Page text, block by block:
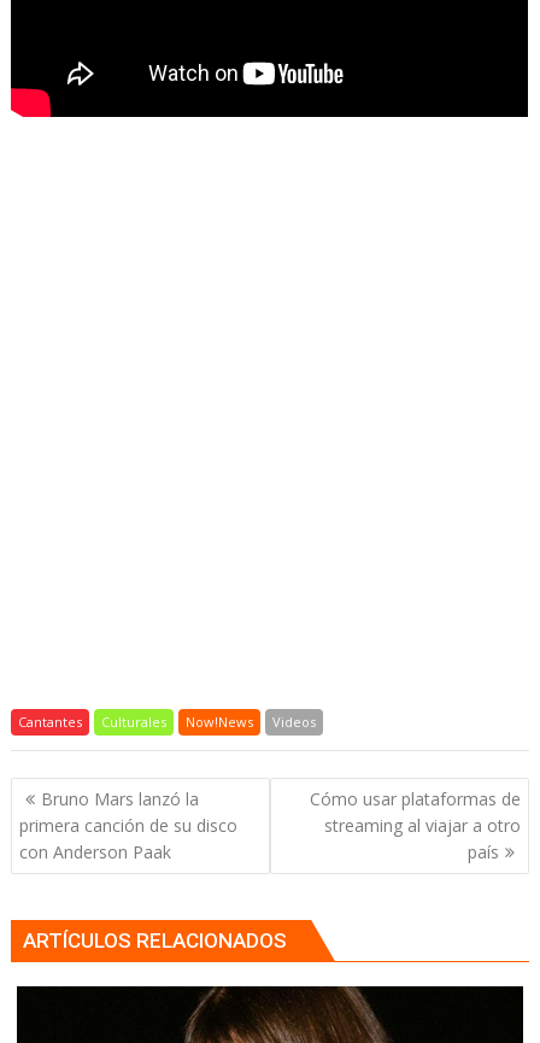
Cantantes Culturales Now!News Videos
Navegación
de
entradas
Bruno Mars lanzó la
primera canción de su disco
con Anderson Paak
Cómo usar plataformas de
streaming al viajar a otro
país
ARTÍCULOS RELACIONADOS